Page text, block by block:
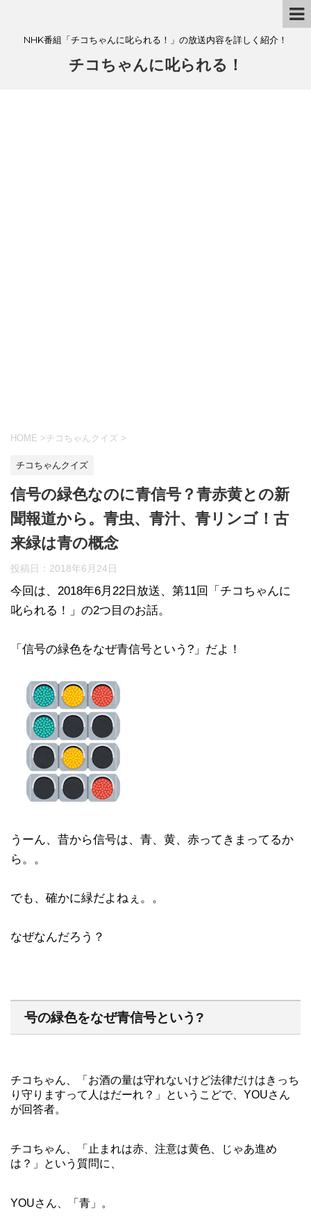
NHK番組「チコちゃんに叱られる！」の放送内容を詳しく紹介！
チコちゃんに叱られる！
HOME >チコちゃんクイズ >
チコちゃんクイズ
信号の緑色なのに青信号？青赤黄との新
聞報道から。青虫、青汁、青リンゴ！古
来緑は青の概念
投稿日： 2018年6月24日
今回は、2018年6月22日放送、第11回「チコちゃんに
叱られる！」の2つ目のお話。
「信号の緑色をなぜ青信号という?」だよ！
うーん、昔から信号は、青、黄、赤ってきまってるか
ら。。
でも、確かに緑だよねぇ。。
なぜなんだろう？
号の緑色をなぜ青信号という?
チコちゃん、「お酒の量は守れないけど法律だけはきっち
り守りますって人はだーれ？」というこどで、YOUさん
が回答者。
チコちゃん、「止まれは赤、注意は黄色、じゃあ進め
は？」という質問に、
YOUさん、「青」。